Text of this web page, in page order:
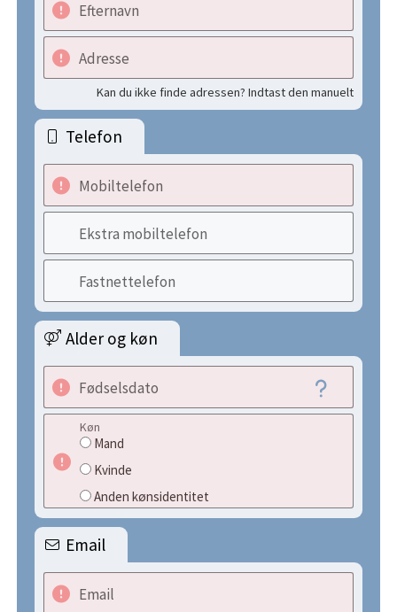
Efternavn
Adresse
Kan du ikke finde adressen? Indtast den manuelt
Telefon
Mobiltelefon
Ekstra mobiltelefon
Fastnettelefon
Alder og køn
Fødselsdato
Køn
Mand
Kvinde
Anden kønsidentitet
Email
Email